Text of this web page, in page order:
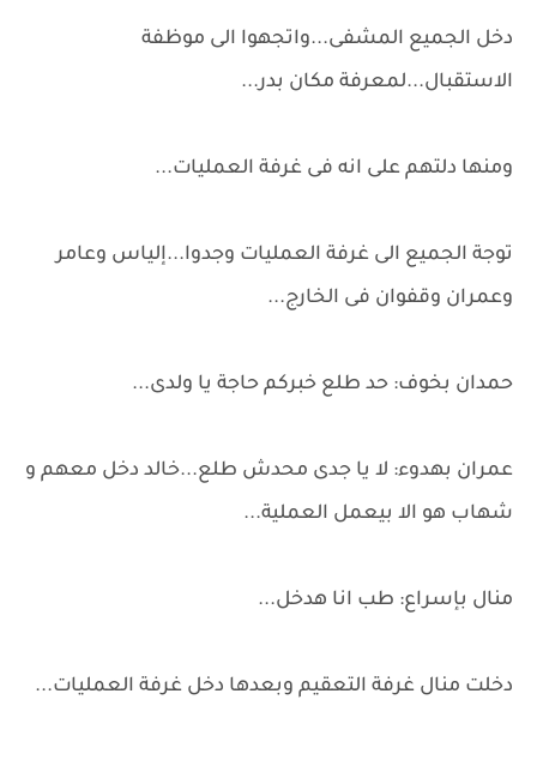
دخل الجميع المشفى...واتجهوا الى موظفة
الاستقبال...لمعرفة مكان بدر...
ومنها دلتهم على انه فى غرفة العمليات...
توجة الجميع الى غرفة العمليات وجدوا...إلياس وعامر
وعمران وقفوان فى الخارج...
حمدان بخوف: حد طلع خبركم حاجة يا ولدى...
عمران بهدوء: لا يا جدى محدش طلع...خالد دخل معهم و
شهاب هو الا بيعمل العملية...
منال بإسراع: طب انا هدخل...
دخلت منال غرفة التعقيم وبعدها دخل غرفة العمليات...